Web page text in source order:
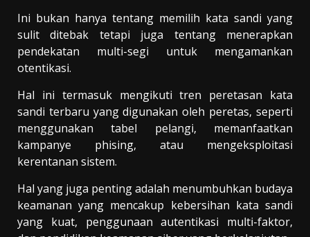
Ini bukan hanya tentang memilih kata sandi yang
sulit ditebak tetapi juga tentang menerapkan
pendekatan multi-segi untuk mengamankan
otentikasi.
Hal ini termasuk mengikuti tren peretasan kata
sandi terbaru yang digunakan oleh peretas, seperti
menggunakan tabel pelangi, memanfaatkan
kampanye phising, atau mengeksploitasi
kerentanan sistem.
Hal yang juga penting adalah menumbuhkan budaya
keamanan yang mencakup kebersihan kata sandi
yang kuat, penggunaan autentikasi multi-faktor,